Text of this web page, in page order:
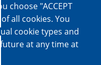
choose "ACCEPT
all cookies. You
cookie types and
at any time at